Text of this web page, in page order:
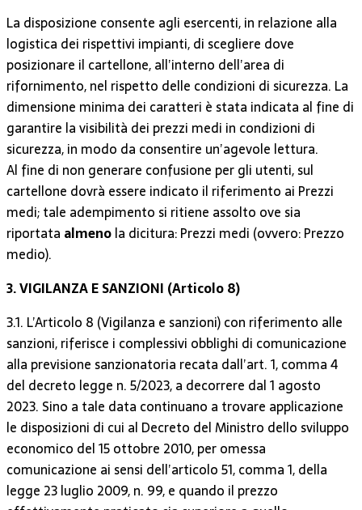
La disposizione consente agli esercenti, in relazione alla
logistica dei rispettivi impianti, di scegliere dove
posizionare il cartellone, all’interno dell’area di
rifornimento, nel rispetto delle condizioni di sicurezza. La
dimensione minima dei caratteri è stata indicata al fine di
garantire la visibilità dei prezzi medi in condizioni di
sicurezza, in modo da consentire un’agevole lettura.
Al fine di non generare confusione per gli utenti, sul
cartellone dovrà essere indicato il riferimento ai Prezzi
medi; tale adempimento si ritiene assolto ove sia
riportata almenola dicitura: Prezzi medi (ovvero: Prezzo
medio).
3. VIGILANZA E SANZIONI (Articolo 8)
3.1. L’Articolo 8 (Vigilanza e sanzioni) con riferimento alle
sanzioni, riferisce i complessivi obblighi di comunicazione
alla previsione sanzionatoria recata dall’art. 1, comma 4
del decreto legge n. 5/2023, a decorrere dal 1 agosto
2023. Sino a tale data continuano a trovare applicazione
le disposizioni di cui al Decreto del Ministro dello sviluppo
economico del 15 ottobre 2010, per omessa
comunicazione ai sensi dell’articolo 51, comma 1, della
legge 23 luglio 2009, n. 99, e quando il prezzo